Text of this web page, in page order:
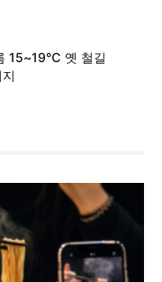
15~19℃ 옛 철길